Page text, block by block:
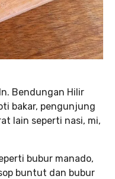
Bendungan Hilir
bakar, pengunjung
lain seperti nasi, mi,
bubur manado,
buntut dan bubur